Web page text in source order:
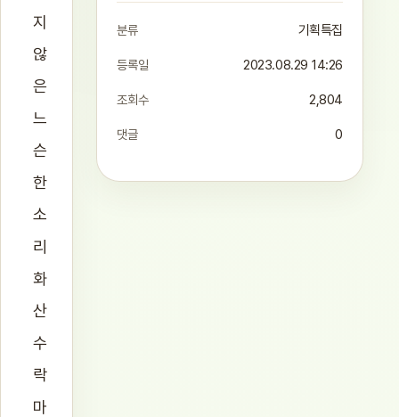
지
않
은
느
슨
한
소
리
화
산
수
락
마
분류 기획특집
등록일 2023.08.29 14:26
조회수 2,804
댓글 0